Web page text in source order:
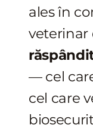
ales în
veterinar
— cel
cel care